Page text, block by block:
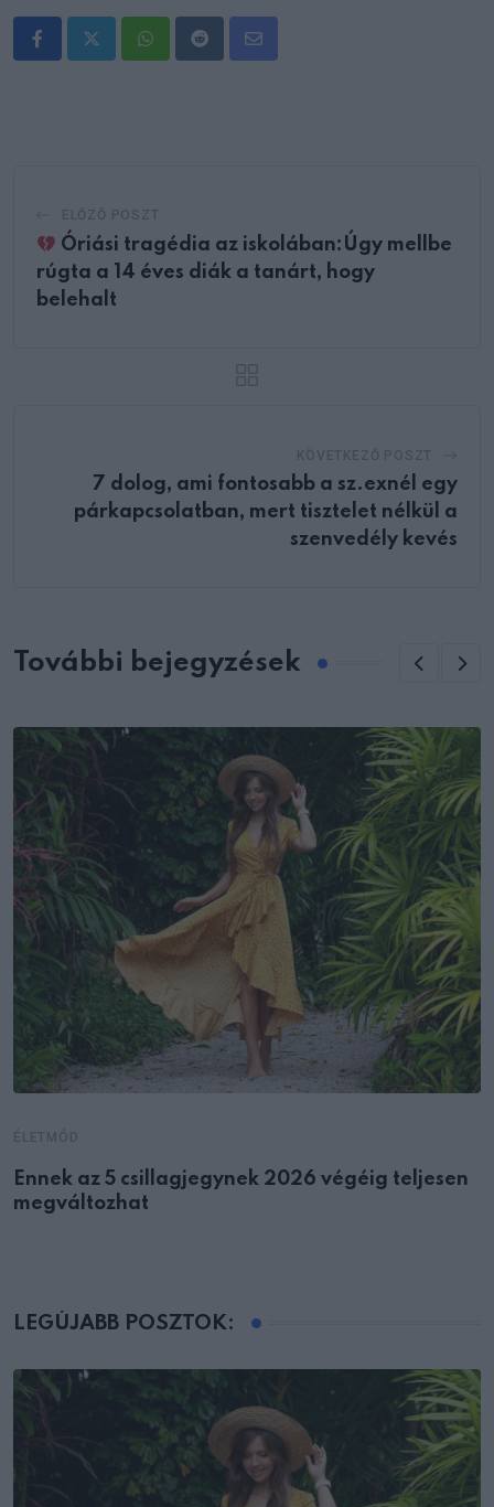
WhatsappRedditShare
Óriási tragédia az iskolában:Úgy mellbe
rúgta a 14 éves diák a tanárt, hogy
belehalt
7 dolog, ami fontosabb a sz.exnél egy
párkapcsolatban, mert tisztelet nélkül a
szenvedély kevés
További bejegyzések
Ennek az 5 csillagjegynek 2026 végéig teljesen
megváltozhat
LEGÚJABB POSZTOK: